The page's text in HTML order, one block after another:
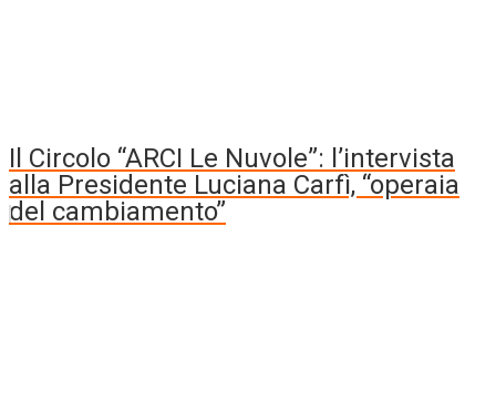
Il Circolo “ARCI Le Nuvole”: l’intervista
alla Presidente Luciana Carfì, “operaia
del cambiamento”